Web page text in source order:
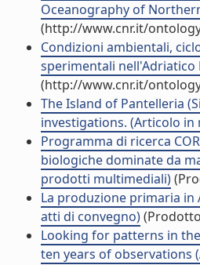
Oceanography of
(http://www.cnr.it/
Condizioni ambientali,
sperimentali
(http://www.cnr.it/
The Island of Pantelleria
investigations. (Articolo in
Programma di ricerca
biologiche dominate da
prodotti multimediali)
La produzione primaria in
atti di convegno)
Looking for patterns in
ten years of observations